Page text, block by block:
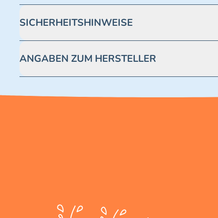
SICHERHEITSHINWEISE
ANGABEN ZUM HERSTELLER